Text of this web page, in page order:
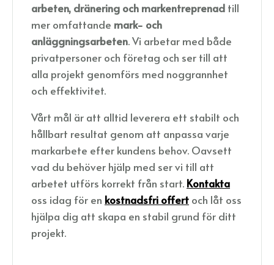
arbeten, dränering och markentreprenad till
mer omfattande mark- och
anläggningsarbeten. Vi arbetar med både
privatpersoner och företag och ser till att
alla projekt genomförs med noggrannhet
och effektivitet.
Vårt mål är att alltid leverera ett stabilt och
hållbart resultat genom att anpassa varje
markarbete efter kundens behov. Oavsett
vad du behöver hjälp med ser vi till att
arbetet utförs korrekt från start. Kontakta
oss idag för en kostnadsfri offert och låt oss
hjälpa dig att skapa en stabil grund för ditt
projekt.